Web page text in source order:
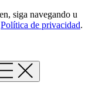
siga navegando u
Política de privacidad.